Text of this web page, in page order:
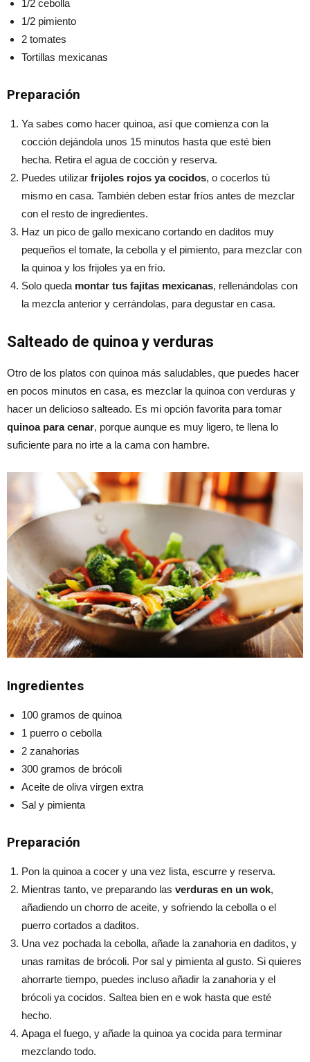
1/2 cebolla
1/2 pimiento
2 tomates
Tortillas mexicanas
Preparación
Ya sabes como hacer quinoa, así que comienza con la
cocción dejándola unos 15 minutos hasta que esté bien
hecha. Retira el agua de cocción y reserva.
Puedes utilizar frijoles rojos ya cocidos, o cocerlos tú
mismo en casa. También deben estar fríos antes de mezclar
con el resto de ingredientes.
Haz un pico de gallo mexicano cortando en daditos muy
pequeños el tomate, la cebolla y el pimiento, para mezclar con
la quinoa y los frijoles ya en frío.
Solo quedamontar tus fajitas mexicanas, rellenándolas con
la mezcla anterior y cerrándolas, para degustar en casa.
Salteado de quinoa y verduras
Otro de los platos con quinoa más saludables, que puedes hacer
en pocos minutos en casa, es mezclar la quinoa con verduras y
hacer un delicioso salteado. Es mi opción favorita para tomar
quinoa para cenar, porque aunque es muy ligero, te llena lo
suficiente para no irte a la cama con hambre.
Ingredientes
100 gramos de quinoa
1 puerro o cebolla
2 zanahorias
300 gramos de brócoli
Aceite de oliva virgen extra
Sal y pimienta
Preparación
Pon la quinoa a cocer y una vez lista, escurre y reserva.
Mientras tanto, ve preparando las verduras en un wok,
añadiendo un chorro de aceite, y sofriendo la cebolla o el
puerro cortados a daditos.
Una vez pochada la cebolla, añade la zanahoria en daditos, y
unas ramitas de brócoli. Por sal y pimienta al gusto. Si quieres
ahorrarte tiempo, puedes incluso añadir la zanahoria y el
brócoli ya cocidos. Saltea bien en e wok hasta que esté
hecho.
Apaga el fuego, y añade la quinoa ya cocida para terminar
mezclando todo.